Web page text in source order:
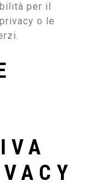
per il
o le